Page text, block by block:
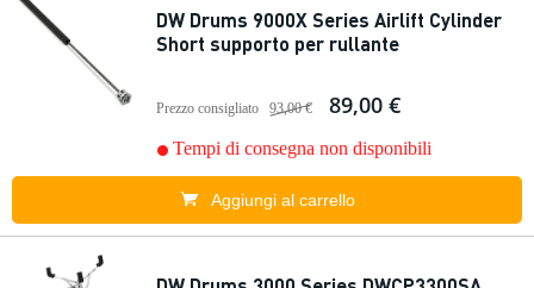
DW Drums 9000X Series Airlift Cylinder
Short supporto per rullante
Prezzo consigliato 93,00 € 89,00 €
Tempi di consegna non disponibili
Aggiungi al carrello